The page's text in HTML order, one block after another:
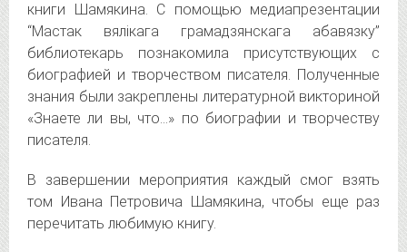
книги Шамякина. С помощью медиапрезентации
“Мастак вялікага грамадзянскага абавязку”
библиотекарь познакомила присутствующих с
биографией и творчеством писателя. Полученные
знания были закреплены литературной викториной
«Знаете ли вы, что…» по биографии и творчеству
писателя.
В завершении мероприятия каждый смог взять
том Ивана Петровича Шамякина, чтобы еще раз
перечитать любимую книгу.